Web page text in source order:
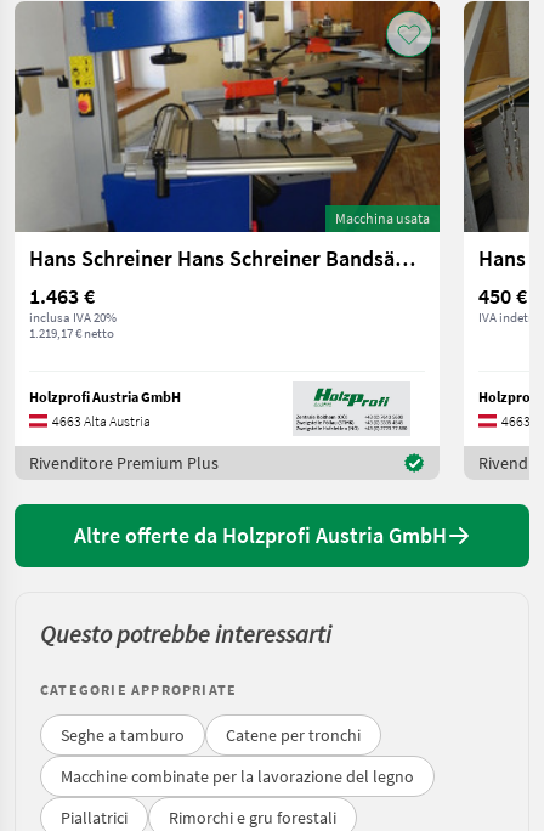
Macchina usata
Hans Schreiner Hans Schreiner Bandsäge für Holz HBS480 Vorführe
1.463 €
inclusa IVA 20%
1.219,17 € netto
Holzprofi Austria GmbH
4663 Alta Austria
Rivenditore Premium Plus
450 €
IVA
Holzprofi
4663
Altre offerte da Holzprofi Austria GmbH
Questo potrebbe interessarti
CATEGORIE APPROPRIATE
Seghe a tamburo
Catene per tronchi
Macchine combinate per la lavorazione del legno
Piallatrici
Rimorchi e gru forestali